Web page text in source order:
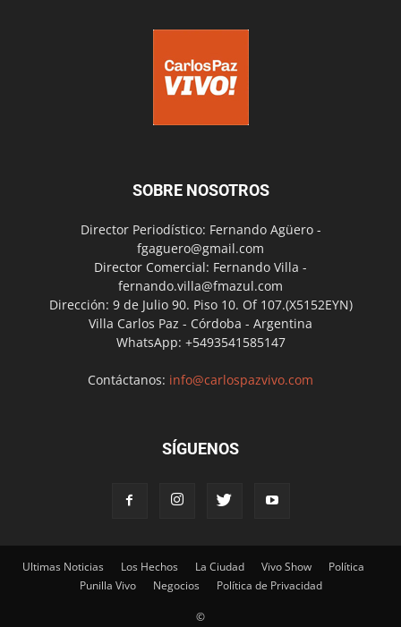
SOBRE NOSOTROS
Director Periodístico: Fernando Agüero -
fgaguero@gmail.com
Director Comercial: Fernando Villa -
fernando.villa@fmazul.com
Dirección: 9 de Julio 90. Piso 10. Of 107.(X5152EYN)
Villa Carlos Paz - Córdoba - Argentina
WhatsApp: +5493541585147
Contáctanos: info@carlospazvivo.com
SÍGUENOS
Ultimas Noticias Los Hechos La Ciudad Vivo Show
Política
Punilla Vivo
Negocios Política de Privacidad
©